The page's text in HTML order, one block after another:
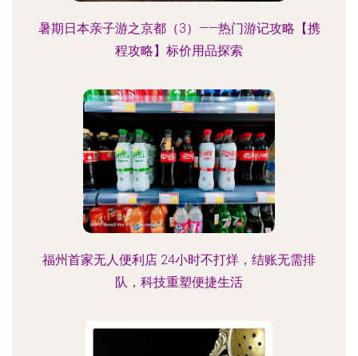
暑期日本亲子游之京都（3）——热门游记攻略【携
程攻略】标价用品探索
福州首家无人便利店 24小时不打烊，结账无需排
队，科技重塑便捷生活